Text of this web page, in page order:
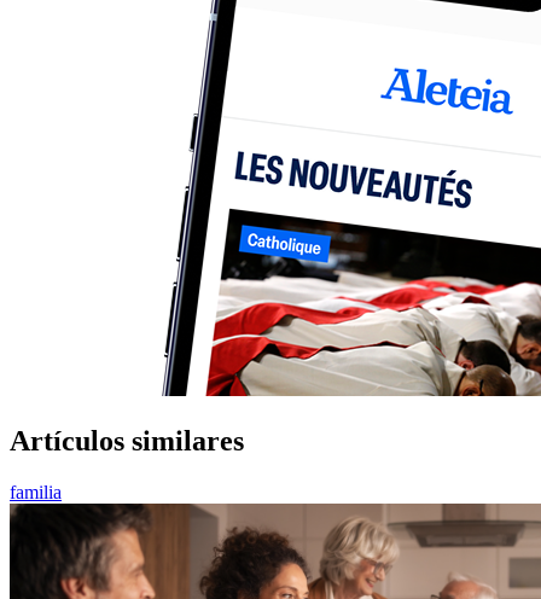
Artículos similares
familia